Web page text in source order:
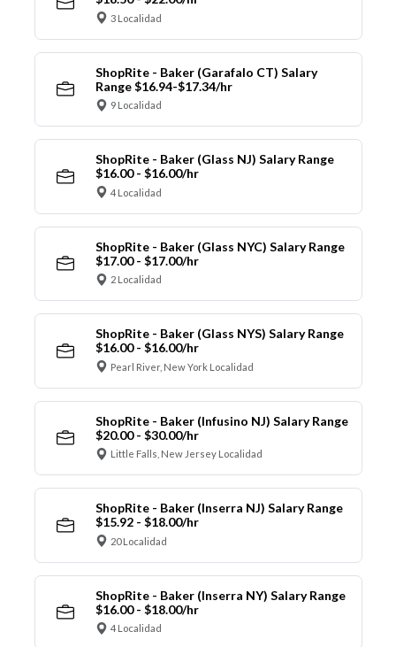
3 Localidad
ShopRite - Baker (Garafalo CT) Salary
Range $16.94-$17.34/hr
9 Localidad
ShopRite - Baker (Glass NJ) Salary Range
$16.00 - $16.00/hr
4 Localidad
ShopRite - Baker (Glass NYC) Salary Range
$17.00 - $17.00/hr
2 Localidad
ShopRite - Baker (Glass NYS) Salary Range
$16.00 - $16.00/hr
Pearl River, New York Localidad
ShopRite - Baker (Infusino NJ) Salary Range
$20.00 - $30.00/hr
Little Falls, New Jersey Localidad
ShopRite - Baker (Inserra NJ) Salary Range
$15.92 - $18.00/hr
20 Localidad
ShopRite - Baker (Inserra NY) Salary Range
$16.00 - $18.00/hr
4 Localidad